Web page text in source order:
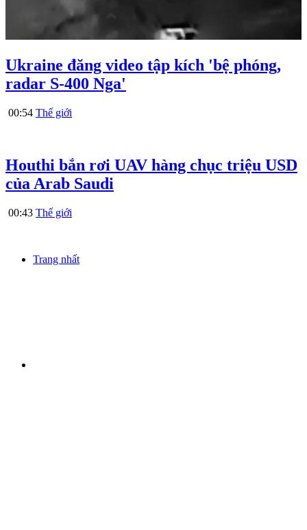
Ukraine đăng video tập kích 'bệ phóng,
radar S-400 Nga'
00:54 Thế giới
Houthi bắn rơi UAV hàng chục triệu USD
của Arab Saudi
00:43 Thế giới
Trang nhất